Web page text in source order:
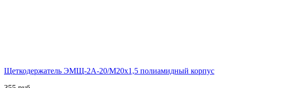
Щеткодержатель ЭМЩ-2А-20/М20х1,5 полиамидный корпус